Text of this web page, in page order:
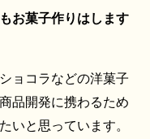
お菓子作りはします
ョコラなどの洋菓子
品開発に携わるため
いと思っています。